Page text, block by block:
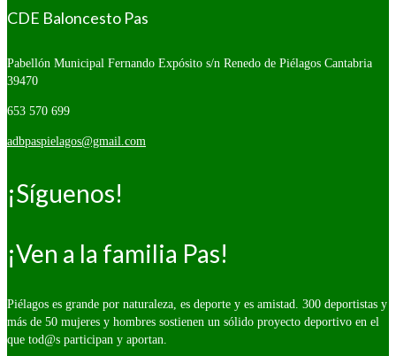
CDE Baloncesto Pas
Pabellón Municipal Fernando Expósito s/n Renedo de Piélagos Cantabria
39470
653 570 699
adbpaspielagos@gmail.com
¡Síguenos!
¡Ven a la familia Pas!
Piélagos es grande por naturaleza, es deporte y es amistad. 300 deportistas y
más de 50 mujeres y hombres sostienen un sólido proyecto deportivo en el
que tod@s participan y aportan.